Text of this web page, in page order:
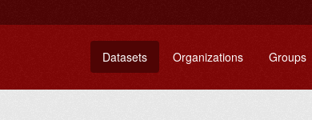
Datasets Organizations Groups